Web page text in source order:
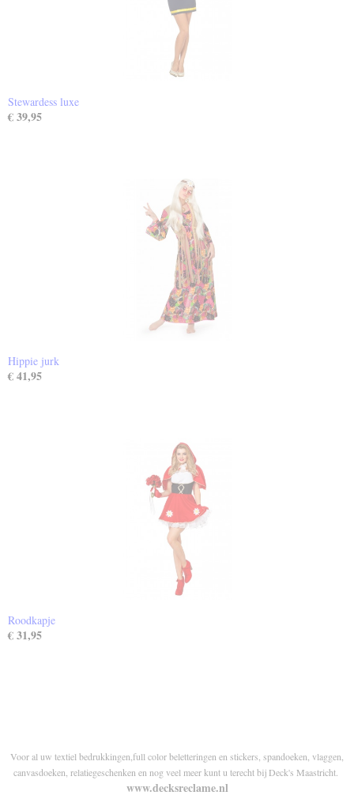
Stewardess luxe
€ 39,95
Hippie jurk
€ 41,95
Roodkapje
€ 31,95
Voor al uw textiel bedrukkingen,full color beletteringen en stickers, spandoeken, vlaggen,
canvasdoeken, relatiegeschenken en nog veel meer kunt u terecht bij Deck's Maastricht.
www.decksreclame.nl